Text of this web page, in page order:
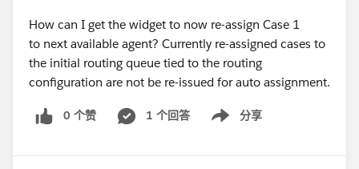
How can I get the widget to now re-assign Case 1
to next available agent? Currently re-assigned cases to
the initial routing queue tied to the routing
configuration are not be re-issued for auto assignment.
0 个赞 1 个回答 分享
Show menu